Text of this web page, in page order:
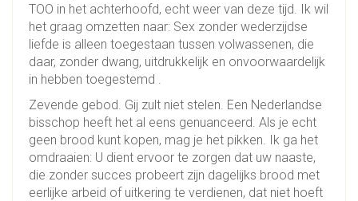
TOO in het achterhoofd, echt weer van deze tijd. Ik wil
het graag omzetten naar: Sex zonder wederzijdse
liefde is alleen toegestaan tussen volwassenen, die
daar, zonder dwang, uitdrukkelijk en onvoorwaardelijk
in hebben toegestemd .
Zevende gebod. Gij zult niet stelen. Een Nederlandse
bisschop heeft het al eens genuanceerd. Als je echt
geen brood kunt kopen, mag je het pikken. Ik ga het
omdraaien: U dient ervoor te zorgen dat uw naaste,
die zonder succes probeert zijn dagelijks brood met
eerlijke arbeid of uitkering te verdienen, dat niet hoeft